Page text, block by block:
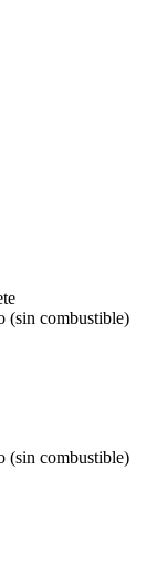
(sin combustible)
(sin combustible)